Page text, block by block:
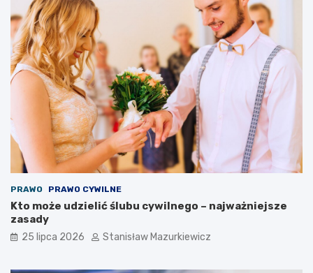
PRAWO PRAWO CYWILNE
Kto może udzielić ślubu cywilnego – najważniejsze
zasady
25 lipca 2026 Stanisław Mazurkiewicz